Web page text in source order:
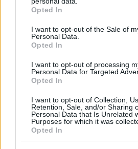
grant or deny consent to Google and
use your data for below specified
consent section.
Opted In
I want to opt-out of the Sale of
Personal Data.
Opted In
I want to opt-out of processing
Personal Data for Targeted
Opted In
I want to opt-out of Collection,
Retention, Sale, and/or Sharing
Personal Data that Is Unrelated
Purposes for which it was
Opted In
Συνδικαλιστής ψαράς που
Ελπίδα της Καρυστιανού, της
προστατέψει: Καταγγέλλει
από μέλη του κόμματος